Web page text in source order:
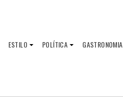
ESTILO POLÍTICA GASTRONOMIA